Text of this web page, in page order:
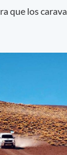
que los